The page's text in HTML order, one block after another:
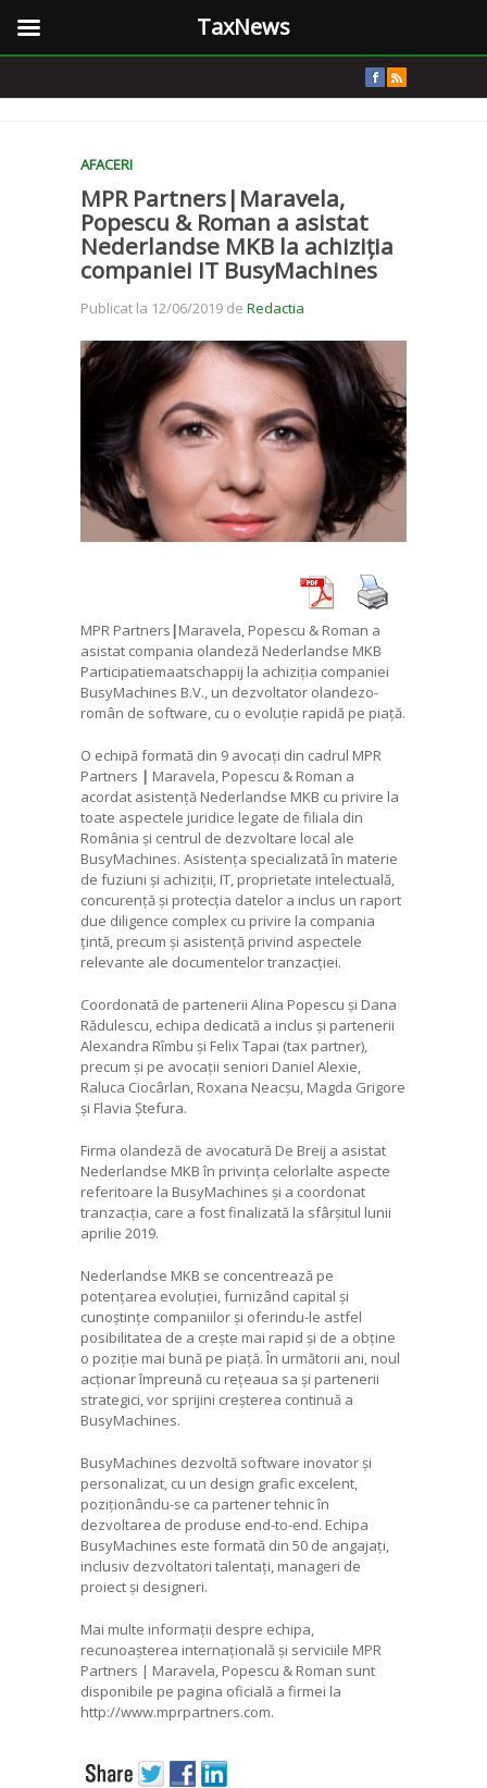
AFACERI
MPR Partners|Maravela,
Popescu & Roman a asistat
Nederlandse MKB la achiziția
companiei IT BusyMachines
Publicat la 12/06/2019 de Redactia
MPR Partners |Maravela, Popescu & Roman a
asistat compania olandeză Nederlandse MKB
Participatiemaatschappij la achiziția companiei
BusyMachines B.V., un dezvoltator olandezo-
român de software, cu o evoluție rapidă pe piață.
O echipă formată din 9 avocați din cadrul MPR
Partners | Maravela, Popescu & Roman a
acordat asistență Nederlandse MKB cu privire la
toate aspectele juridice legate de filiala din
România și centrul de dezvoltare local ale
BusyMachines. Asistența specializată în materie
de fuziuni și achiziții, IT, proprietate intelectuală,
concurență și protecția datelor a inclus un raport
due diligence complex cu privire la compania
țintă, precum și asistență privind aspectele
relevante ale documentelor tranzacției.
Coordonată de partenerii Alina Popescu și Dana
Rădulescu, echipa dedicată a inclus și partenerii
Alexandra Rîmbu și Felix Tapai (tax partner),
precum și pe avocații seniori Daniel Alexie,
Raluca Ciocârlan, Roxana Neacșu, Magda Grigore
și Flavia Ștefura.
Firma olandeză de avocatură De Breij a asistat
Nederlandse MKB în privința celorlalte aspecte
referitoare la BusyMachines și a coordonat
tranzacția, care a fost finalizată la sfârșitul lunii
aprilie 2019.
Nederlandse MKB se concentrează pe
potențarea evoluției, furnizând capital și
cunoștințe companiilor și oferindu-le astfel
posibilitatea de a crește mai rapid și de a obține
o poziție mai bună pe piață. În următorii ani, noul
acționar împreună cu rețeaua sa și partenerii
strategici, vor sprijini creșterea continuă a
BusyMachines.
BusyMachines dezvoltă software inovator și
personalizat, cu un design grafic excelent,
poziționându-se ca partener tehnic în
dezvoltarea de produse end-to-end. Echipa
BusyMachines este formată din 50 de angajați,
inclusiv dezvoltatori talentați, manageri de
proiect și designeri.
Mai multe informații despre echipa,
recunoașterea internațională și serviciile MPR
Partners | Maravela, Popescu & Roman sunt
disponibile pe pagina oficială a firmei la
http://www.mprpartners.com.
TaxNews